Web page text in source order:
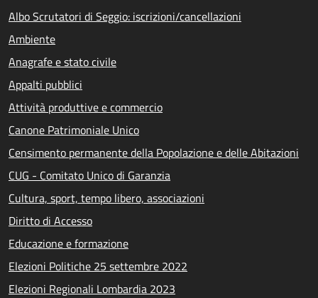
Albo Scrutatori di Seggio: iscrizioni/cancellazioni
Ambiente
Anagrafe e stato civile
Appalti pubblici
Attività produttive e commercio
Canone Patrimoniale Unico
Censimento permanente della Popolazione e delle Abitazioni
CUG - Comitato Unico di Garanzia
Cultura, sport, tempo libero, associazioni
Diritto di Accesso
Educazione e formazione
Elezioni Politiche 25 settembre 2022
Elezioni Regionali Lombardia 2023